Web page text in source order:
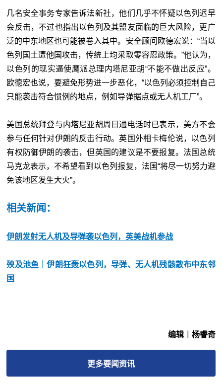
几名安全事务专家告诉法新社，他们几乎不怀疑以色列迟早
会反击，不过也指出以色列及其盟友面临的巨大风险，更广
泛的中东地区也可能被卷入其中。安全顾问欧德宏说：“当以
色列国土遭他国攻击，传统上均采取零容忍政策。”他认为，
以色列的现实逼使鹰派总理内塔尼亚胡“不能不做出反应”。
欧德宏也说，要避免形势进一步恶化，“以色列必须控制自己
只能袭击符合惯例的地点，例如导弹据点或无人机工厂”。
美国总统拜登与内塔尼亚胡周日通电话时已表示，美方不会
参与任何针对伊朗的反击行动。英国外相卡梅伦说，以色列
有权防御伊朗的袭击，但英国的建议是不要报复。法国总统
马克龙表示，不希望看到以色列报复，法国“将尽一切努力避
免该地区发生大火”。
相关新闻：
伊朗发射无人机及导弹袭以色列，英美战机参战
殃及池鱼｜伊朗狂轰以色列，导弹、无人机残骸散布中东邻
国
编辑︱杨睿奇
更多要闻资讯